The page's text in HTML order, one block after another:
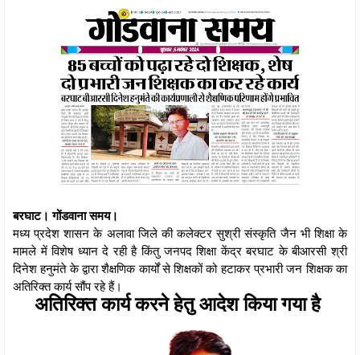
बरघाट। गोंडवाना समय।
मध्य प्रदेश शासन के अलावा जिले की कलेक्टर सुश्री संस्कृति जैन भी शिक्षा के
मामले में विशेष ध्यान दे रही है किंतु जनपद शिक्षा केंद्र बरघाट के बीआरसी श्री
दिनेश हनुमंते के द्वारा शैक्षणिक कार्यों से शिक्षकों को हटाकर प्रभारी जन शिक्षक का
अतिरिक्त कार्य सौंप रहे हैं।
अतिरिक्त कार्य करने हेतु आदेश किया गया है